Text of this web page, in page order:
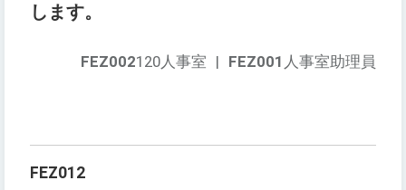
します。
FEZ001 人事室助理員
FEZ002120人事室 |
FEZ012